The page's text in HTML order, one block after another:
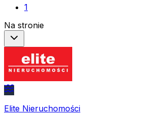
1
Na stronie
Elite Nieruchomości